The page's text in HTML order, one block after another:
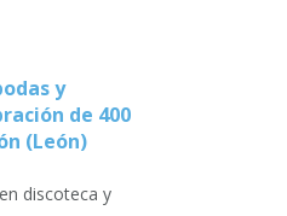
y
de 400
(León)
discoteca y